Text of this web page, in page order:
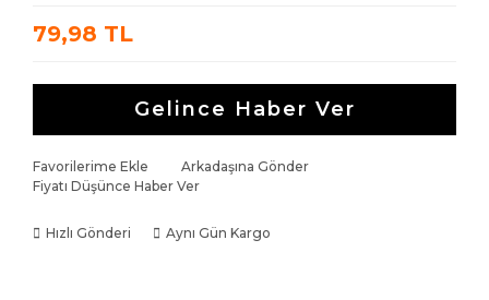
79,98 TL
Gelince Haber Ver
Favorilerime Ekle
Arkadaşına Gönder
Fiyatı Düşünce Haber Ver
Hızlı Gönderi Aynı Gün Kargo